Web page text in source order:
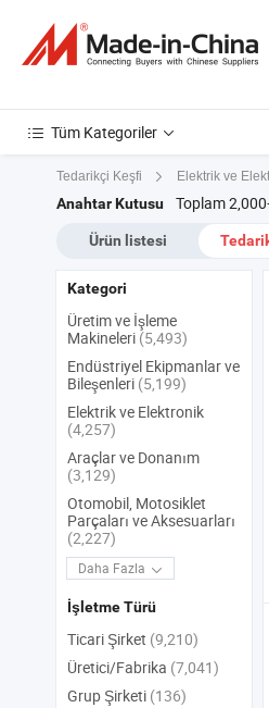
Tüm Kategoriler
Tedarikçi Keşfi Elektrik ve
Anahtar Kutusu Toplam
Ürün listesi
Kategori
Üretim ve İşleme
Makineleri (5,493)
Endüstriyel Ekipmanlar ve
Bileşenleri (5,199)
Elektrik ve Elektronik
(4,257)
Araçlar ve Donanım
(3,129)
Otomobil, Motosiklet
Parçaları ve Aksesuarları
(2,227)
Daha Fazla
İşletme Türü
Ticari Şirket (9,210)
Üretici/Fabrika (7,041)
Grup Şirketi (136)